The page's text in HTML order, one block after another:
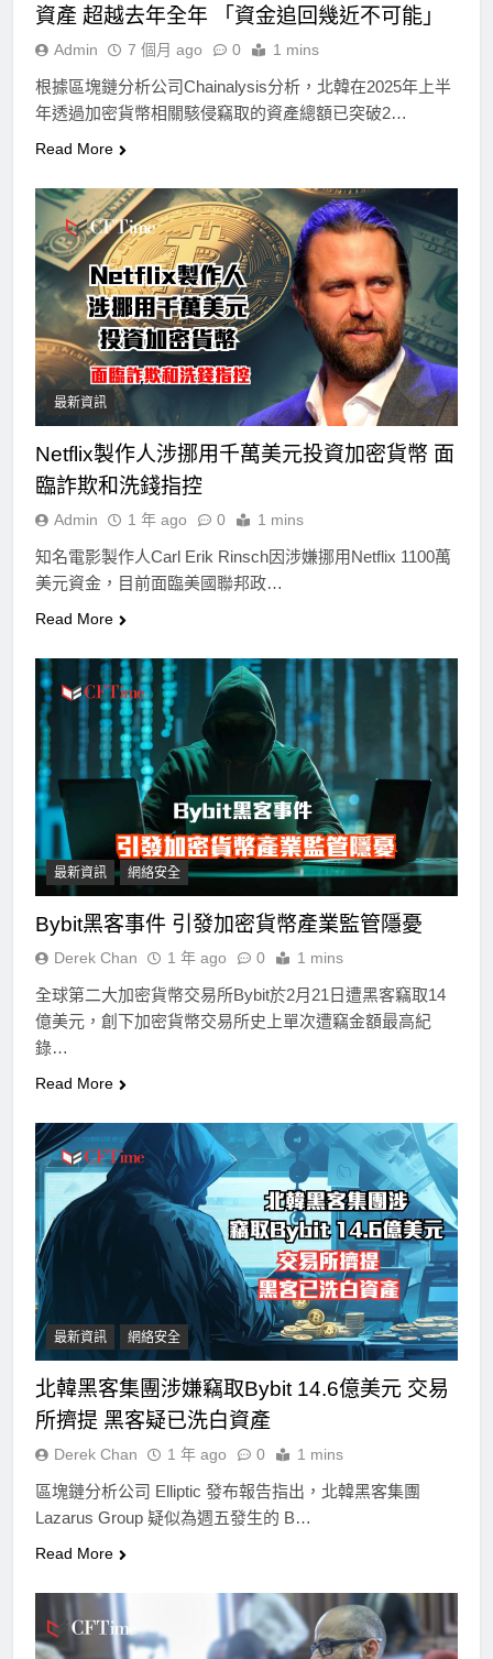
資產 超越去年全年 「資金追回幾近不可能」
Admin 7 個月 ago 0 1 mins
根據區塊鏈分析公司Chainalysis分析，北韓在2025年上半
年透過加密貨幣相關駭侵竊取的資產總額已突破2…
Read More
最新資訊
Netflix製作人涉挪用千萬美元投資加密貨幣 面
臨詐欺和洗錢指控
Admin 1 年 ago 0 1 mins
知名電影製作人Carl Erik Rinsch因涉嫌挪用Netflix 1100萬
美元資金，目前面臨美國聯邦政…
Read More
最新資訊 網絡安全
Bybit黑客事件 引發加密貨幣產業監管隱憂
Derek Chan 1 年 ago 0 1 mins
全球第二大加密貨幣交易所Bybit於2月21日遭黑客竊取14
億美元，創下加密貨幣交易所史上單次遭竊金額最高紀
錄…
Read More
最新資訊 網絡安全
北韓黑客集團涉嫌竊取Bybit 14.6億美元 交易
所擠提 黑客疑已洗白資產
Derek Chan 1 年 ago 0 1 mins
區塊鏈分析公司 Elliptic 發布報告指出，北韓黑客集團
Lazarus Group 疑似為週五發生的 B…
Read More